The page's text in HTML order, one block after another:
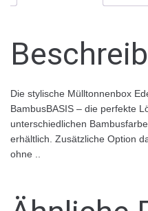
Die stylische Mülltonnenbox
BambusBASIS – die perfekte
unterschiedlichen
erhältlich. Zusätzliche Option
ohne ..